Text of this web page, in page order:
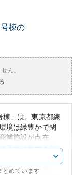
棟の
ん。
棟」は、東京都練
境は緑豊かで閑
業施設が点在
スタンダードな
景観に調和して
性は比較的高
めています